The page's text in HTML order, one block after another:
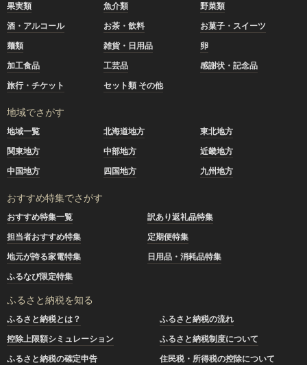
果実類
魚介類
野菜類
酒・アルコール
お茶・飲料
お菓子・スイーツ
麺類
雑貨・日用品
卵
加工食品
工芸品
感謝状・記念品
旅行・チケット
セット類 その他
地域でさがす
地域一覧 北海道地方
東北地方
関東地方
中部地方
近畿地方
中国地方
四国地方 九州地方
おすすめ特集でさがす
おすすめ特集一覧
訳あり返礼品特集
担当者おすすめ特集
定期便特集
地元が誇る家電特集
日用品・消耗品特集
ふるなび限定特集
ふるさと納税を知る
ふるさと納税とは？
ふるさと納税の流れ
控除上限額シミュレーション
ふるさと納税制度について
ふるさと納税の確定申告
住民税・所得税の控除について